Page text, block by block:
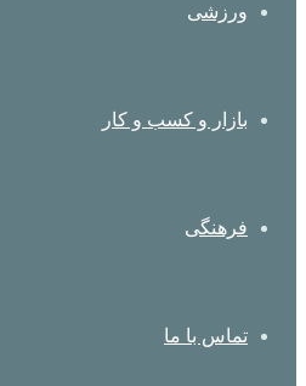
ورزشی
بازار و کسب و کار
فرهنگی
تماس با ما